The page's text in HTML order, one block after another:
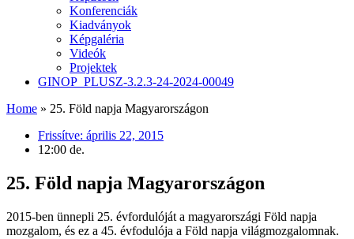
Konferenciák
Kiadványok
Képgaléria
Videók
Projektek
GINOP_PLUSZ-3.2.3-24-2024-00049
Home » 25. Föld napja Magyarországon
Frissítve: április 22, 2015
12:00 de.
25. Föld napja Magyarországon
2015-ben ünnepli 25. évfordulóját a magyarországi Föld napja
mozgalom, és ez a 45. évfodulója a Föld napja világmozgalomnak.